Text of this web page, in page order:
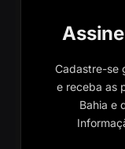
Cadastre-se
e receba as
Bahia e